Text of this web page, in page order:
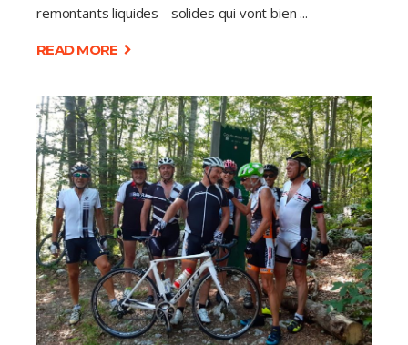
remontants liquides - solides qui vont bien
READ MORE